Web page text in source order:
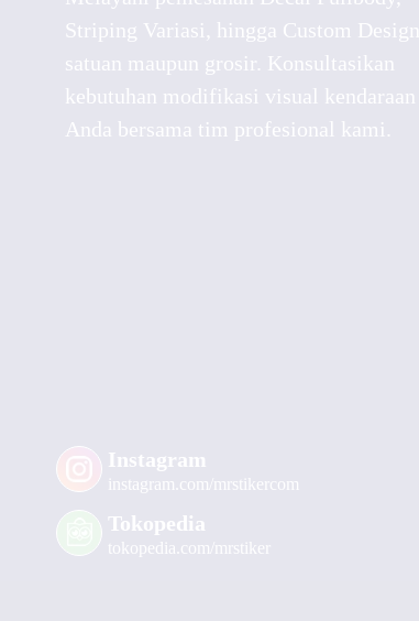
Striping Variasi, hingga Custom Design
satuan maupun grosir. Konsultasikan
kebutuhan modifikasi visual kendaraan
Anda bersama tim profesional kami.
Instagram
instagram.com/mrstikercom
Tokopedia
tokopedia.com/mrstiker